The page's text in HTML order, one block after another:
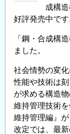
成構
好評発売中です
「鋼・合成構
ました。
社会情勢の変
性能や技術は
が求める構造
維持管理技術
維持管理編』
改定では、最